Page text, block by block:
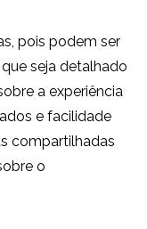
pois podem ser
seja detalhado
a experiência
e facilidade
compartilhadas
o